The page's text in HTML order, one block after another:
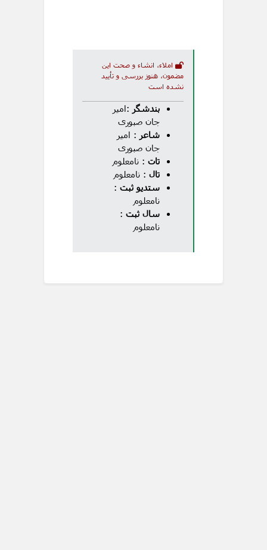
املاء، انشاء و صحت این
مضمون، هنوز بررسی و تأیید
نشده است
بندشگر :امیر
جان صبوری
شاعر : امیر
جان صبوری
تات : نامعلوم
تال : نامعلوم
ستدیو ثبت :
نامعلوم
سال ثبت :
نامعلوم